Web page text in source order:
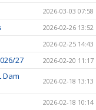
2026-03-03 07:58
2026-02-26 13:52
2026-02-25 14:43
27 2026-02-20 11:17
Dam
2026-02-18 13:13
2026-02-18 10:14